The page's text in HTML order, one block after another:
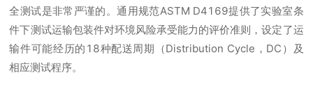
全测试是非常严谨的。通用规范ASTM D4169提供了实验室条
件下测试运输包装件对环境风险承受能力的评价准则，设定了运
输件可能经历的18种配送周期（Distribution Cycle，DC）及
相应测试程序。